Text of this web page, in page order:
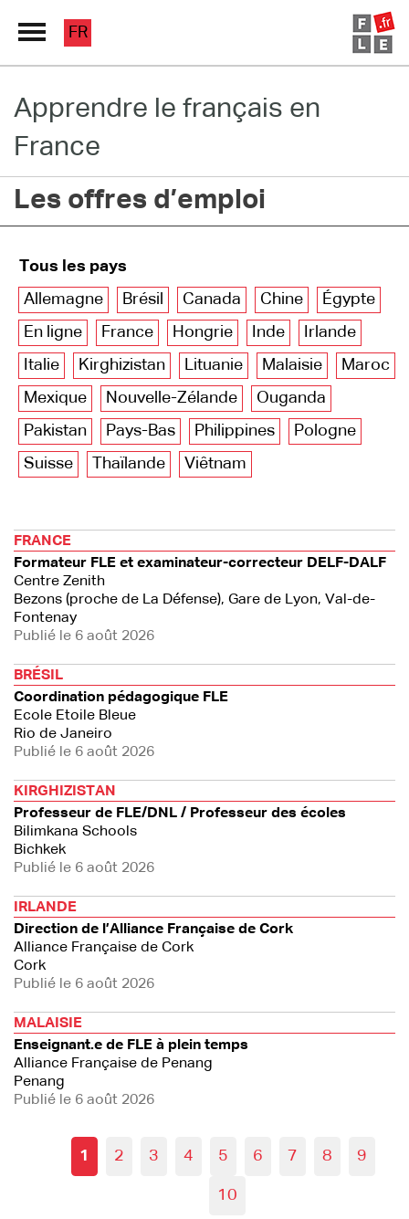
Grand Répertoire
Immersion France
Le français en ligne
FR
Apprendre le français en
France
Les offres d’emploi
Tous les pays
Allemagne
Brésil Canada Chine
Égypte
En ligne
France Hongrie Inde
Irlande
Italie
Kirghizistan Lituanie Malaisie
Maroc
Mexique
Nouvelle-Zélande
Ouganda
Pakistan
Pays-Bas Philippines
Pologne
Suisse
Thaïlande Viêtnam
FRANCE
Formateur FLE et examinateur-correcteur DELF-DALF
Centre Zenith
Bezons (proche de La Défense), Gare de Lyon, Val-de-
Fontenay
Publié le 6 août 2026
BRÉSIL
Coordination pédagogique FLE
Ecole Etoile Bleue
Rio de Janeiro
Publié le 6 août 2026
KIRGHIZISTAN
Professeur de FLE/DNL / Professeur des écoles
Bilimkana Schools
Bichkek
Publié le 6 août 2026
IRLANDE
Direction de l’Alliance Française de Cork
Alliance Française de Cork
Cork
Publié le 6 août 2026
MALAISIE
Enseignant.e de FLE à plein temps
Alliance Française de Penang
Penang
Publié le 6 août 2026
1 2 3 4 5 6 7 8 9
10